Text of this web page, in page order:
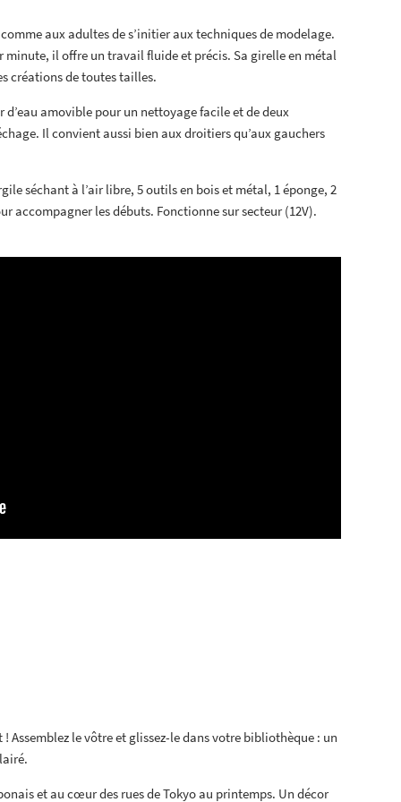
aux adultes de s’initier aux techniques de modelage.
minute, il offre un travail fluide et précis. Sa girelle en métal
créations de toutes tailles.
amovible pour un nettoyage facile et de deux
Il convient aussi bien aux droitiers qu’aux gauchers
séchant à l’air libre, 5 outils en bois et métal, 1 éponge, 2
accompagner les débuts. Fonctionne sur secteur (12V).
Assemblez le vôtre et glissez-le dans votre bibliothèque : un
et au cœur des rues de Tokyo au printemps. Un décor